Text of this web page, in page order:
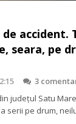
de accident.
seara, pe
3
județul Satu
serii pe drum,